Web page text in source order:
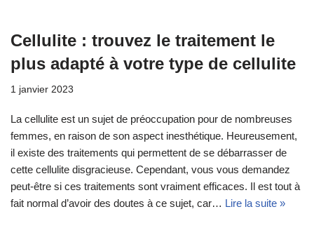
Cellulite : trouvez le traitement le
plus adapté à votre type de cellulite
1 janvier 2023
La cellulite est un sujet de préoccupation pour de nombreuses
femmes, en raison de son aspect inesthétique. Heureusement,
il existe des traitements qui permettent de se débarrasser de
cette cellulite disgracieuse. Cependant, vous vous demandez
peut-être si ces traitements sont vraiment efficaces. Il est tout à
fait normal d’avoir des doutes à ce sujet, car… Lire la suite »